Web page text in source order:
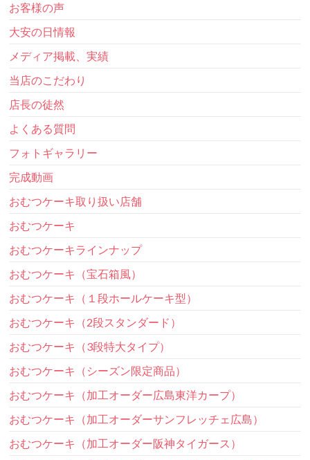
お客様の声
大安の日情報
メディア掲載、実績
当店のこだわり
店長の徒然
よくある質問
フォトギャラリー
完成動画
おむつケーキ取り扱い店舗
おむつケーキ
おむつケーキラインナップ
おむつケーキ（宝石箱風）
おむつケーキ（１段ホールケーキ型）
おむつケーキ（2段スタンダード）
おむつケーキ（3段特大タイプ）
おむつケーキ（シーズン限定商品）
おむつケーキ（加工オーダー広島東洋カープ）
おむつケーキ（加工オーダーサンフレッチェ広島）
おむつケーキ（加工オーダー阪神タイガース）